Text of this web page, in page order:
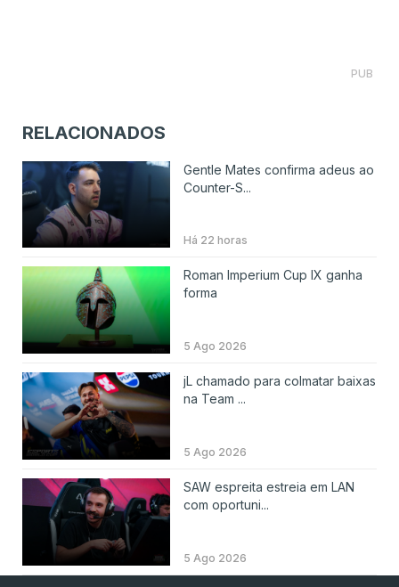
PUB
RELACIONADOS
Gentle Mates confirma adeus ao
Counter-S...
Há 22 horas
Roman Imperium Cup IX ganha
forma
5 Ago 2026
jL chamado para colmatar baixas
na Team ...
5 Ago 2026
SAW espreita estreia em LAN
com oportuni...
5 Ago 2026